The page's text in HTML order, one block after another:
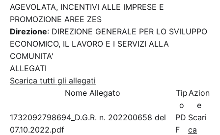
AGEVOLATA, INCENTIVI ALLE IMPRESE E
PROMOZIONE AREE ZES
Direzione: DIREZIONE GENERALE PER LO SVILUPPO
ECONOMICO, IL LAVORO E I SERVIZI ALLA
COMUNITA'
ALLEGATI
Scarica tutti gli allegati
Nome Allegato
Tip
o
Azion
e
1732092798694_D.G.R. n. 202200658 del
07.10.2022.pdf
PD
F
Scari
ca